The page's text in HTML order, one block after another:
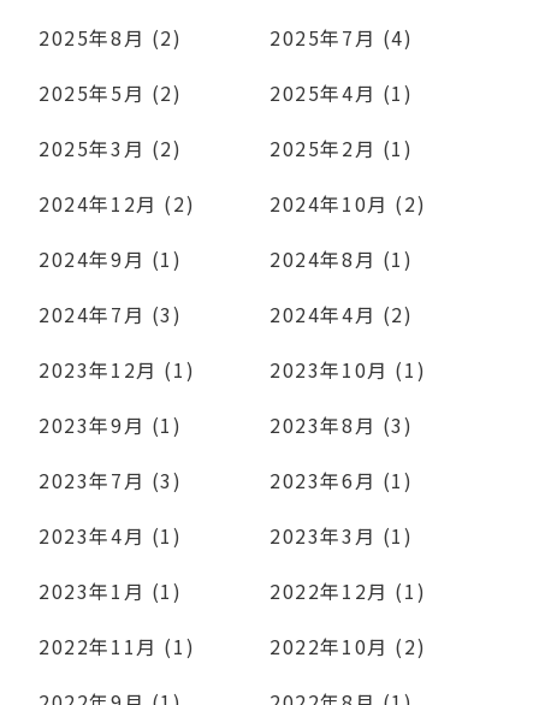
2025年8月 (2)
2025年7月 (4)
2025年5月 (2)
2025年4月 (1)
2025年3月 (2)
2025年2月 (1)
2024年12月 (2)
2024年10月 (2)
2024年9月 (1)
2024年8月 (1)
2024年7月 (3)
2024年4月 (2)
2023年12月 (1)
2023年10月 (1)
2023年9月 (1)
2023年8月 (3)
2023年7月 (3)
2023年6月 (1)
2023年4月 (1)
2023年3月 (1)
2023年1月 (1)
2022年12月 (1)
2022年11月 (1)
2022年10月 (2)